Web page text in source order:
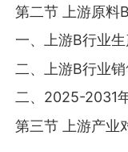
第二节 上游原料
一、上游B行业
二、上游B行业
二、2025-2031
第三节 上游产业